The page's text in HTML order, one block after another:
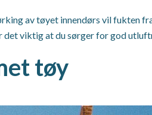
av tøyet innendørs vil fukten
det viktig at du sørger for god
tøy